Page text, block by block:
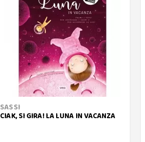
SASSI
CIAK, SI GIRA! LA LUNA IN VACANZA